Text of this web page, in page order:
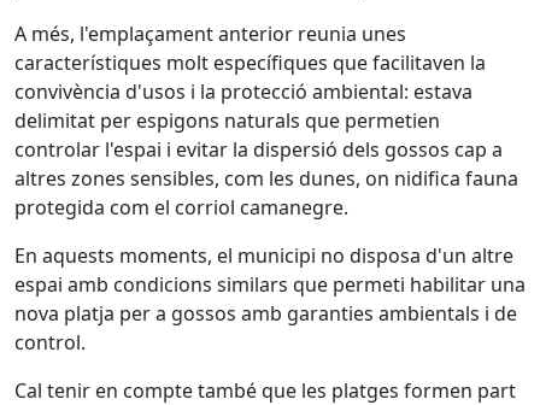
A més, l'emplaçament anterior reunia unes
característiques molt específiques que facilitaven la
convivència d'usos i la protecció ambiental: estava
delimitat per espigons naturals que permetien
controlar l'espai i evitar la dispersió dels gossos cap a
altres zones sensibles, com les dunes, on nidifica fauna
protegida com el corriol camanegre.
En aquests moments, el municipi no disposa d'un altre
espai amb condicions similars que permeti habilitar una
nova platja per a gossos amb garanties ambientals i de
control.
Cal tenir en compte també que les platges formen part